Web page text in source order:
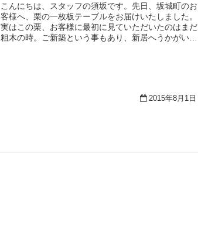
こんにちは、スタッフの須坂です。先日、坂城町のお
客様へ、栗の一枚板テーブルをお届けいたしました。
実はこの栗、お客様に最初に見ていただいたのはまだ
粗木の時。ご新築という事もあり、新居へうかがい、
2015年8月1日